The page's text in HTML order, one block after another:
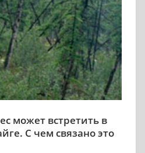
может встретить в
С чем связано это